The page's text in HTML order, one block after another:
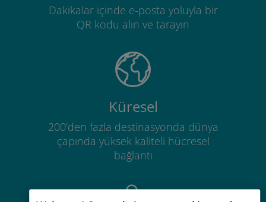
Dakikalar içinde e-posta yoluyla bir
QR kodu alın ve tarayın
Küresel
200'den fazla destinasyonda dünya
çapında yüksek kaliteli hücresel
bağlantı